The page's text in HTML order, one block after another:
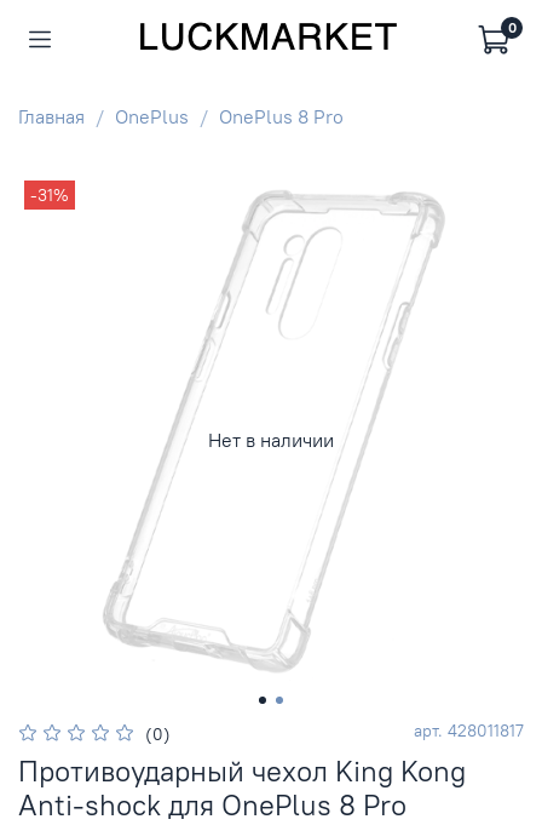
0
Главная OnePlus OnePlus 8 Pro
Нет в наличии
-31%
(0) арт. 428011817
Противоударный чехол King Kong
Anti-shock для OnePlus 8 Pro